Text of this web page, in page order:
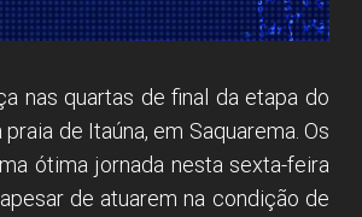
nas quartas de final da etapa do
de Itaúna, em Saquarema. Os
ótima jornada nesta sexta-feira
de atuarem na condição de